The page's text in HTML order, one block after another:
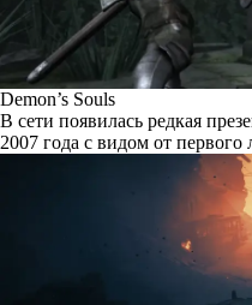
Demon’s Souls
В сети появилась редкая
2007 года с видом от первого